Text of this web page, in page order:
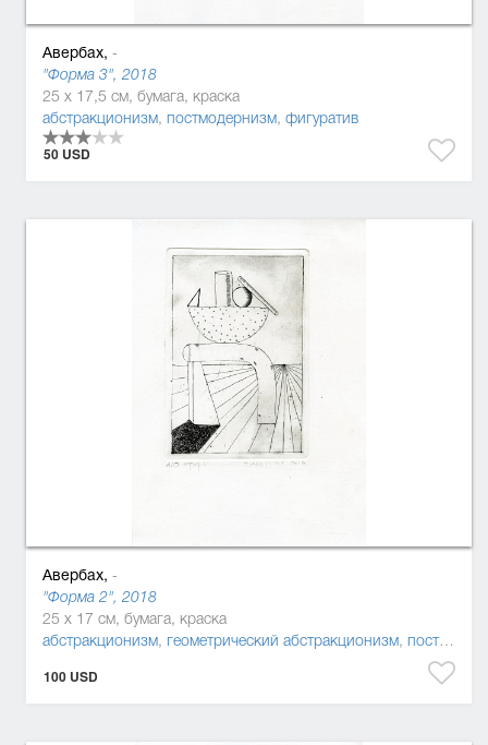
Авербах, -
"Форма 3", 2018
25 x 17,5 см, бумага, краска
абстракционизм, постмодернизм, фигуратив
50 USD
Авербах, -
"Форма 2", 2018
25 x 17 см, бумага, краска
абстракционизм, геометрический абстракционизм, постмодернизм
100 USD